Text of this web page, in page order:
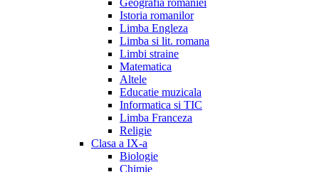
Geografia romaniei
Istoria romanilor
Limba Engleza
Limba si lit. romana
Limbi straine
Matematica
Altele
Educatie muzicala
Informatica si TIC
Limba Franceza
Religie
Clasa a IX-a
Biologie
Chimie